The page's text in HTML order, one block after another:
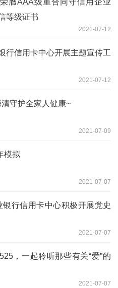
膺AAA级重合同守信用企业
等级证书
2021-07-12
信用卡中心开展主题宣传工
2021-07-12
清守护全家人健康~
2021-07-09
模拟
2021-07-07
行信用卡中心积极开展党史
2021-07-07
，一起聆听那些有关“爱”的
2021-07-07